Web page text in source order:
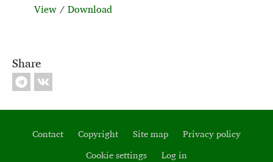
View/Download
Share
Footer
Contact Copyright Site map
Privacy policy
Cookie settings
Log in